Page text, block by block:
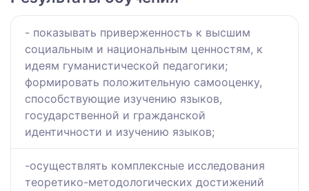
- показывать приверженность к высшим
социальным и национальным ценностям, к
идеям гуманистической педагогики;
формировать положительную самооценку,
способствующие изучению языков,
государственной и гражданской
идентичности и изучению языков;
-осуществлять комплексные исследования
теоретико-методологических достижений